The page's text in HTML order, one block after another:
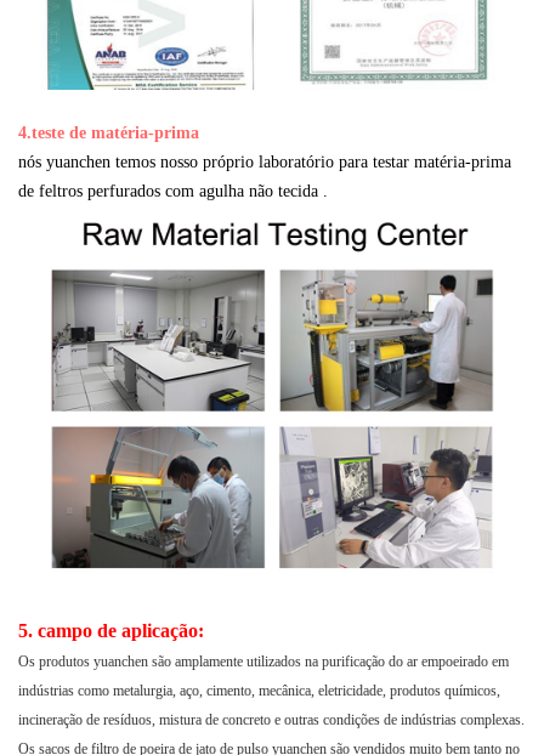
4.teste de matéria-prima
nós yuanchen temos nosso próprio laboratório para testar matéria-prima
de feltros perfurados com agulha não tecida .
5. campo de aplicação:
Os produtos yuanchen são amplamente utilizados na purificação do ar empoeirado em
indústrias como metalurgia, aço, cimento, mecânica, eletricidade, produtos químicos,
incineração de resíduos, mistura de concreto e outras condições de indústrias complexas.
Os sacos de filtro de poeira de jato de pulso yuanchen são vendidos muito bem tanto no